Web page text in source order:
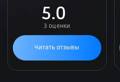
5.0
3 оценки
Читать отзывы